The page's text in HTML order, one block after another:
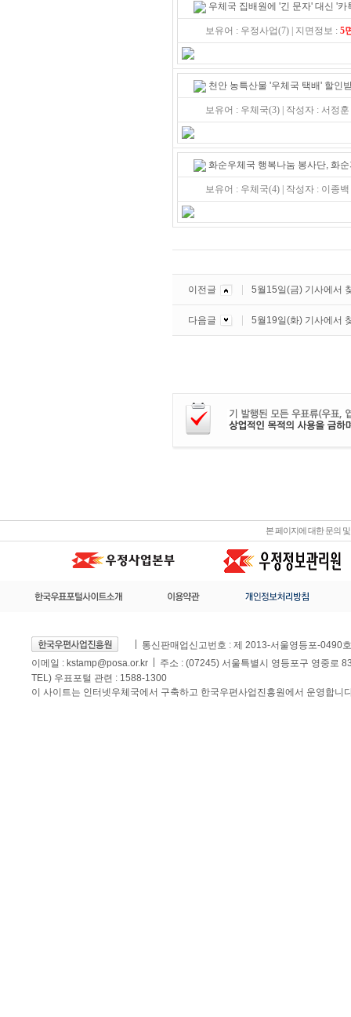
우체국 집배원에 '긴 문자' 대신 '카
보유어 : 우정사업(7) | 지면정보 : 5
천안 농특산물 '우체국 택배' 할인
보유어 : 우체국(3) | 작성자 : 서정훈
화순우체국 행복나눔 봉사단, 화
보유어 : 우체국(4) | 작성자 : 이종백
이전글 5월15일(금) 기사에서
다음글 5월19일(화) 기사에서
본 페이지에 대한 문의
통신판매업신고번호 : 제 2013-서울영등포-0490호
이메일 : kstamp@posa.or.kr
주소 : (07245) 서울특별시 영등포구 영중로
TEL) 우표포털 관련 : 1588-1300
이 사이트는 인터넷우체국에서 구축하고 한국우편사업진흥원에서 운영합니